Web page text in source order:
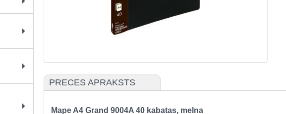
PRECES APRAKSTS
Mape A4 Grand 9004A 40 kabatas, melna